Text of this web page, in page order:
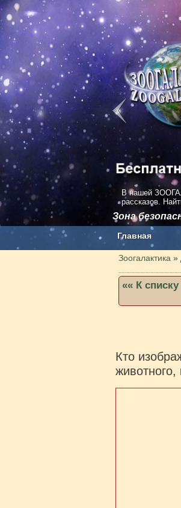
В нашей
рассказов.
Зона
Главная
Наши
Зоогалактика »
«« К списку
Кто
животного,